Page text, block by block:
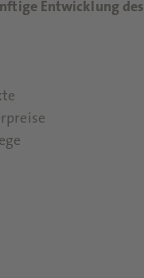
Entwicklung des